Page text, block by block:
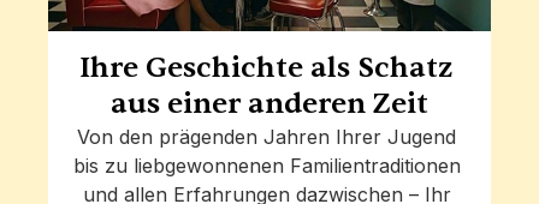
Ihre Geschichte als Schatz
aus einer anderen Zeit
Von den prägenden Jahren Ihrer Jugend
bis zu liebgewonnenen Familientraditionen
und allen Erfahrungen dazwischen – Ihr